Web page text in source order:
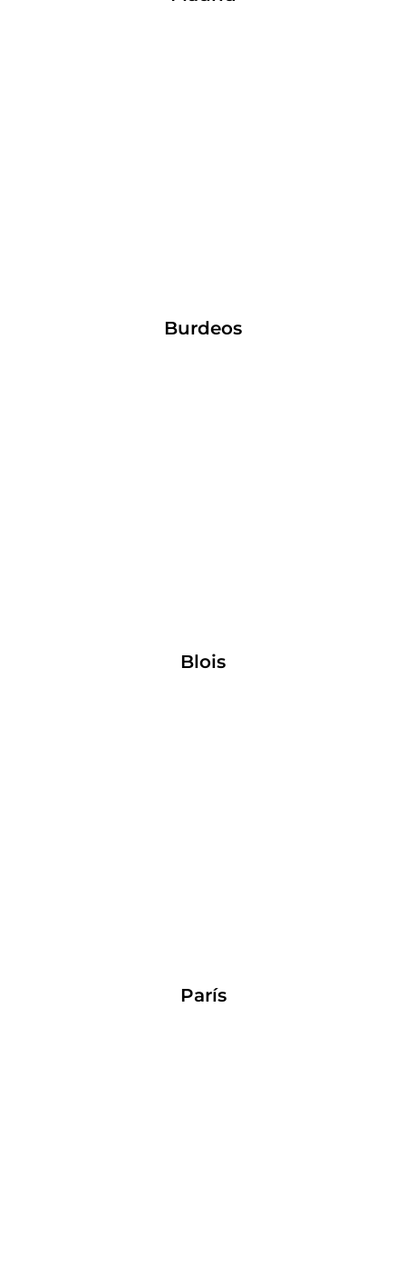
Burdeos
Blois
París